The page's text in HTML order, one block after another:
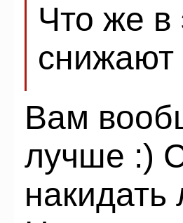
Что же в
снижают
Вам
лучше :)
накидать